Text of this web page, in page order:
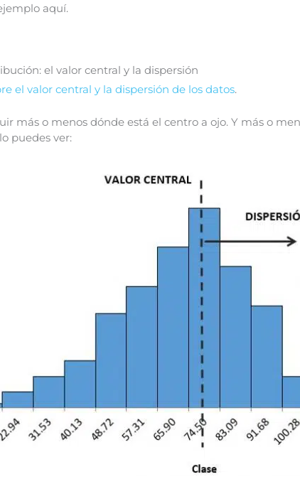
aquí.
el valor central y la dispersión
el valor central y la dispersión de los datos.
más o menos dónde está el centro a ojo. Y más o
puedes ver: